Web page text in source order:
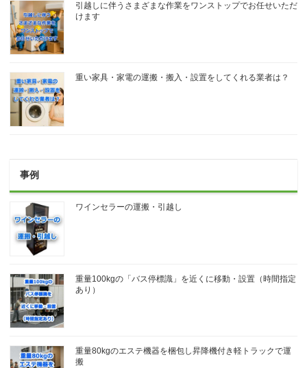
引越しに伴うさまざまな作業をワンストップでお任せいただ
けます
重い家具・家電の運搬・搬入・設置をしてくれる業者は？
事例
ワインセラーの運搬・引越し
重量100kgの「バス停標識」を近くに移動・設置（時間指定
あり）
重量80kgのエステ機器を梱包し昇降機付き軽トラックで運
搬